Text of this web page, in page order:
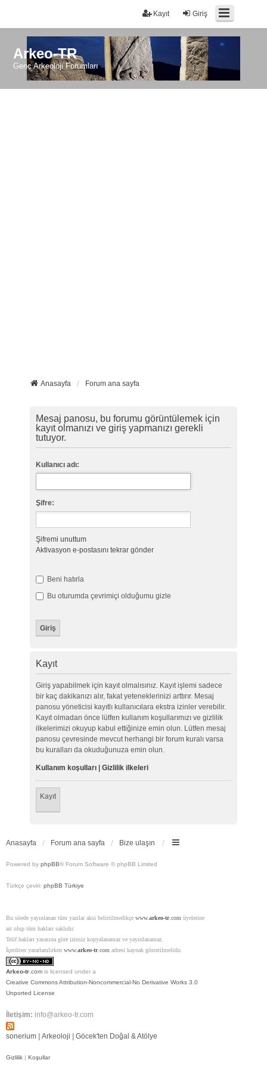
Giriş
Kayıt
Arkeo-TR
Genç Arkeoloji Forumları
Anasayfa Forum ana sayfa
Mesaj panosu, bu forumu görüntülemek için
kayıt olmanızı ve giriş yapmanızı gerekli
tutuyor.
Kullanıcı adı:
Şifre:
Şifremi unuttum
Aktivasyon e-postasını tekrar gönder
Beni hatırla
Bu oturumda çevrimiçi olduğumu gizle
Kayıt
Giriş yapabilmek için kayıt olmalısınız. Kayıt işlemi sadece
bir kaç dakikanızı alır, fakat yeteneklerinizi arttırır. Mesaj
panosu yöneticisi kayıtlı kullanıcılara ekstra izinler verebilir.
Kayıt olmadan önce lütfen kullanım koşullarımızı ve gizlilik
ilkelerimizi okuyup kabul ettiğinize emin olun. Lütfen mesaj
panosu çevresinde mevcut herhangi bir forum kuralı varsa
bu kuralları da okuduğunuza emin olun.
Kullanım koşulları| Gizlilik ilkeleri
Kayıt
Anasayfa Forum ana sayfa Bize ulaşın
Powered by phpBB® Forum Software © phpBB Limited
Türkçe çeviri: phpBB Türkiye
Bu sitede yayınlanan tüm yazılar aksi belirtilmedikçe www.arkeo-tr.com üyelerine
ait olup tüm hakları saklıdır.
Telif hakları yasasına göre izinsiz kopyalanamaz ve yayınlanamaz.
İçerikten yararlanılırken www.arkeo-tr.com adresi kaynak gösterilmelidir.
Arkeo-tr .com is licensed under a
Creative Commons Attribution-Noncommercial-No Derivative Works 3.0
Unported License
İletişim: info@arkeo-tr.com
sonerium Arkeoloji Göcek'ten Doğal & Atölye
Gizlilik | Koşullar